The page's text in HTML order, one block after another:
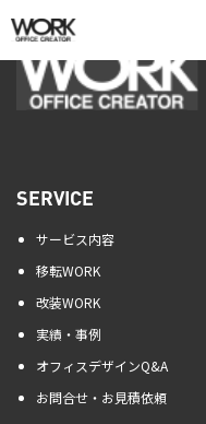
SERVICE
サービス内容
移転WORK
改装WORK
実績・事例
オフィスデザインQ&A
お問合せ・お見積依頼